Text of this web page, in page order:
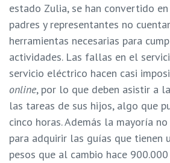
estado Zulia, se han convertido en
padres y representantes no
herramientas necesarias para
actividades. Las fallas en el
servicio eléctrico hacen casi
online, por lo que deben asistir a
las tareas de sus hijos, algo que
cinco horas. Además la mayoría
para adquirir las guías que tienen
pesos que al cambio hace 900.000